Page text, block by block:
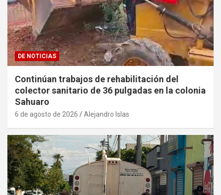
DE NOTICIAS
Continúan trabajos de rehabilitación del
colector sanitario de 36 pulgadas en la colonia
Sahuaro
6 de agosto de 2026 Alejandro Islas